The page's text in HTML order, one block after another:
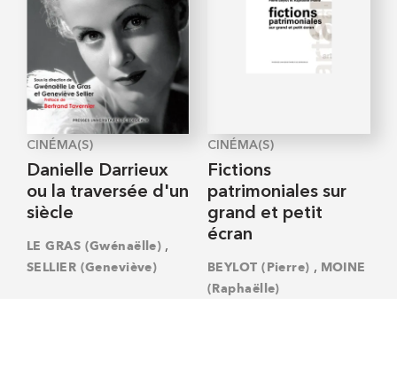
CINÉMA(S)
Danielle Darrieux
ou la traversée d'un
siècle
LE GRAS (Gwénaëlle) ,
SELLIER (Geneviève)
CINÉMA(S)
Fictions
patrimoniales sur
grand et petit
écran
BEYLOT (Pierre) , MOINE
(Raphaëlle)